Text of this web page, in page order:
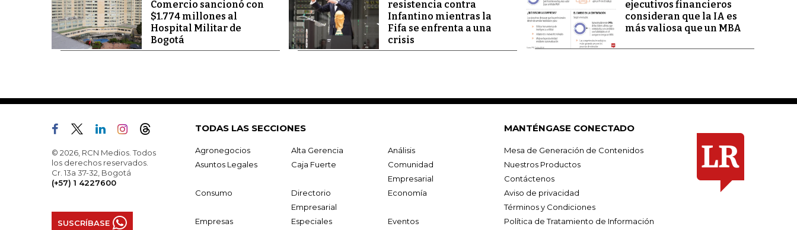
Comercio sancionó con
$1.774 millones al
Hospital Militar de
Bogotá
resistencia contra
Infantino mientras la
Fifa se enfrenta a una
crisis
ejecutivos financieros
consideran que la IA es
más valiosa que un MBA
© 2026, RCN Medios. Todos
los derechos reservados.
Cr. 13a 37-32, Bogotá
(+57) 1 4227600
SUSCRÍBASE
TODAS LAS SECCIONES
Agronegocios Alta Gerencia
Análisis
Asuntos Legales
Caja Fuerte
Comunidad
Empresarial
Consumo
Directorio
Empresarial
Economía
Empresas Especiales Eventos
MANTÉNGASE CONECTADO
Mesa de Generación de Contenidos
Nuestros Productos
Contáctenos
Aviso de privacidad
Términos y Condiciones
Política de Tratamiento de Información